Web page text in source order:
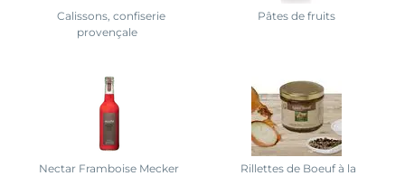
Calissons, confiserie
provençale
Pâtes de fruits
Nectar Framboise Mecker
Rillettes de Boeuf à la